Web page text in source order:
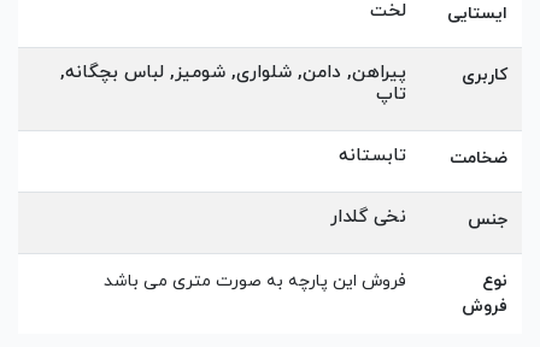
ایستایی لخت
کاربری
پیراهن, دامن, شلواری, شومیز, لباس بچگانه,
تاپ
ضخامت تابستانه
جنس نخی گلدار
نوع
فروش
فروش این پارچه به صورت متری می باشد